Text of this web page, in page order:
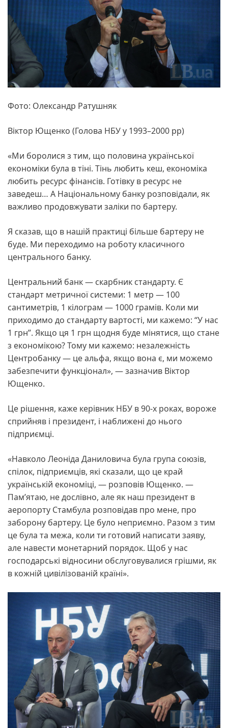
Фото: Олександр Ратушняк
Віктор Ющенко (Голова НБУ у 1993–2000 рр)
«Ми боролися з тим, що половина української
економіки була в тіні. Тінь любить кеш, економіка
любить ресурс фінансів. Готівку в ресурс не
заведеш… А Національному банку розповідали, як
важливо продовжувати заліки по бартеру.
Я сказав, що в нашій практиці більше бартеру не
буде. Ми переходимо на роботу класичного
центрального банку.
Центральний банк — скарбник стандарту. Є
стандарт метричної системи: 1 метр — 100
сантиметрів, 1 кілограм — 1000 грамів. Коли ми
приходимо до стандарту вартості, ми кажемо: “У нас
1 грн”. Якщо ця 1 грн щодня буде мінятися, що стане
з економікою? Тому ми кажемо: незалежність
Центробанку — це альфа, якщо вона є, ми можемо
забезпечити функціонал», — зазначив Віктор
Ющенко.
Це рішення, каже керівник НБУ в 90-х роках, вороже
сприйняв і президент, і наближені до нього
підприємці.
«Навколо Леоніда Даниловича була група союзів,
спілок, підприємців, які сказали, що це край
українській економіці, — розповів Ющенко. —
Пам’ятаю, не дослівно, але як наш президент в
аеропорту Стамбула розповідав про мене, про
заборону бартеру. Це було неприємно. Разом з тим
це була та межа, коли ти готовий написати заяву,
але навести монетарний порядок. Щоб у нас
господарські відносини обслуговувалися грішми, як
в кожній цивілізованій країні».